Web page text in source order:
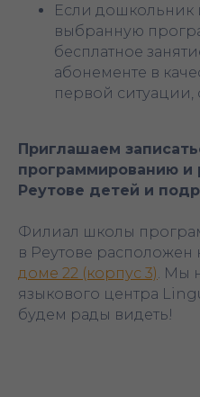
Если
выбранную
бесплатное
абонементе в
первой ситуации,
Приглашаем
программированию и
Реутове детей и
Филиал школы
в Реутове расположен
доме 22 (корпус 3). Мы
языкового центра
будем рады видеть!